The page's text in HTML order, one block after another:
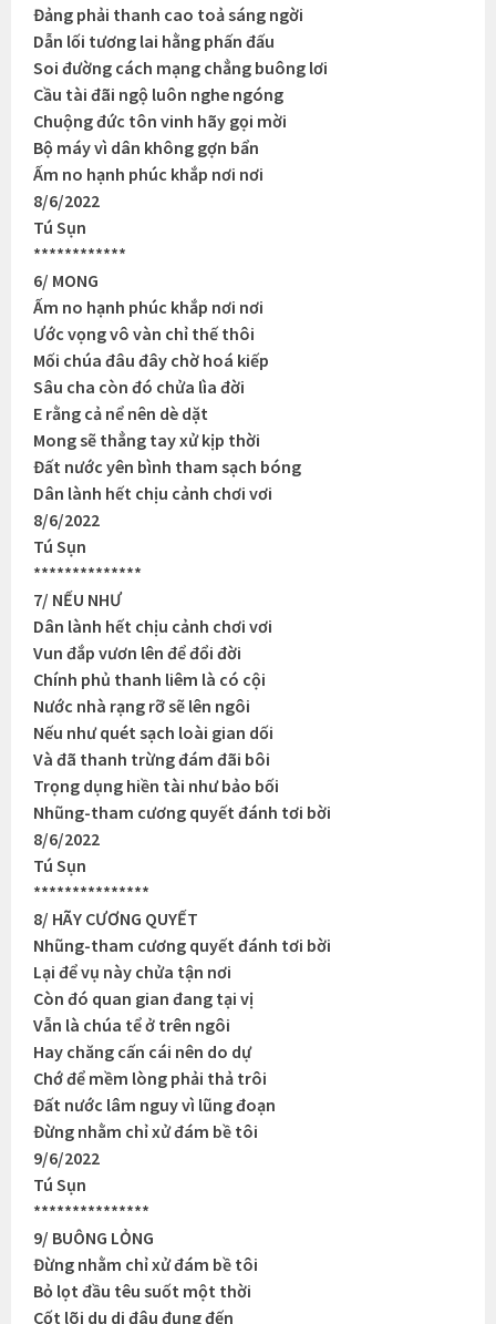
Đảng phải thanh cao toả sáng ngời
Dẫn lối tương lai hằng phấn đấu
Soi đường cách mạng chẳng buông lơi
Cầu tài đãi ngộ luôn nghe ngóng
Chuộng đức tôn vinh hãy gọi mời
Bộ máy vì dân không gợn bẩn
Ấm no hạnh phúc khắp nơi nơi
8/6/2022
Tú Sụn
************
6/ MONG
Ấm no hạnh phúc khắp nơi nơi
Ước vọng vô vàn chỉ thế thôi
Mối chúa đâu đây chờ hoá kiếp
Sâu cha còn đó chửa lìa đời
E rằng cả nể nên dè dặt
Mong sẽ thẳng tay xử kịp thời
Đất nước yên bình tham sạch bóng
Dân lành hết chịu cảnh chơi vơi
8/6/2022
Tú Sụn
**************
7/ NẾU NHƯ
Dân lành hết chịu cảnh chơi vơi
Vun đắp vươn lên để đổi đời
Chính phủ thanh liêm là có cội
Nước nhà rạng rỡ sẽ lên ngôi
Nếu như quét sạch loài gian dối
Và đã thanh trừng đám đãi bôi
Trọng dụng hiền tài như bảo bối
Nhũng-tham cương quyết đánh tơi bời
8/6/2022
Tú Sụn
***************
8/ HÃY CƯƠNG QUYẾT
Nhũng-tham cương quyết đánh tơi bời
Lại để vụ này chửa tận nơi
Còn đó quan gian đang tại vị
Vẫn là chúa tể ở trên ngôi
Hay chăng cấn cái nên do dự
Chớ để mềm lòng phải thả trôi
Đất nước lâm nguy vì lũng đoạn
Đừng nhằm chỉ xử đám bề tôi
9/6/2022
Tú Sụn
***************
9/ BUÔNG LỎNG
Đừng nhằm chỉ xử đám bề tôi
Bỏ lọt đầu têu suốt một thời
Cốt lõi du di đâu đụng đến